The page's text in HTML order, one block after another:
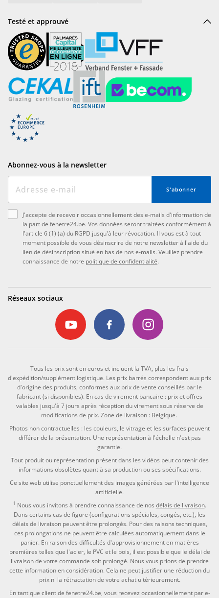
Testé et approuvé
Abonnez-vous à la newsletter
S'abonner
J'accepte de recevoir occasionnellement des e-mails d'information de
la part de fenetre24.be. Vos données seront traitées conformément à
l'article 6 (1) (a) du RGPD jusqu'à leur révocation. Il vous est à tout
moment possible de vous désinscrire de notre newsletter à l'aide du
lien de désinscription situé en bas de nos e-mails. Veuillez prendre
connaissance de notre politique de confidentialité.
Réseaux sociaux
Tous les prix sont en euros et incluent la TVA, plus les frais
d'expédition/supplément logistique. Les prix barrés correspondent aux prix
d'origine des produits, conformes aux prix de vente conseillés par le
fabricant (si disponibles). En cas de virement bancaire : prix et offres
valables jusqu'à 7 jours après réception du virement sous réserve de
modifications de prix. Zone de livraison : Belgique.
Photos non contractuelles : les couleurs, le vitrage et les surfaces peuvent
différer de la présentation. Une représentation à l'échelle n'est pas
garantie.
Tout produit ou représentation présent dans les vidéos peut contenir des
informations obsolètes quant à sa production ou ses spécifications.
Ce site web utilise ponctuellement des images générées par l'intelligence
artificielle.
1 Nous vous invitons à prendre connaissance de nos délais de livraison.
Dans certains cas de figure (configurations spéciales, congés, etc.), les
délais de livraison peuvent être prolongés. Pour des raisons techniques,
ces prolongations ne peuvent être calculées automatiquement dans le
panier. En raison des difficultés d'approvisionnement en matières
premières telles que l'acier, le PVC et le bois, il est possible que le délai de
livraison de votre commande soit prolongé. Nous vous prions de prendre
cette information en considération. Cela ne peut justifier une réduction du
prix ni la rétractation de votre achat ultérieurement.
En tant que client de fenetre24.be, vous recevez occasionnellement par e-